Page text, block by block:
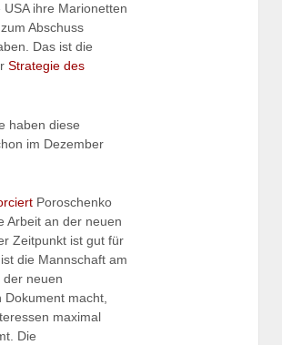
ihre Marionetten
Abschuss
Das ist die
Strategie des
haben diese
im Dezember
Poroschenko
Arbeit an der neuen
Zeitpunkt ist gut für
die Mannschaft am
der neuen
Dokument macht,
maximal
Die